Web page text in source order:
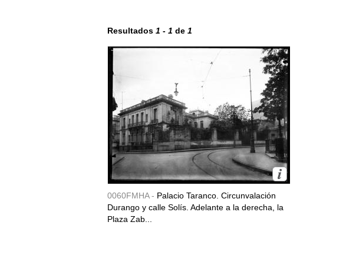
Resultados 1 - 1 de 1
0060FMHA - Palacio Taranco. Circunvalación
Durango y calle Solís. Adelante a la derecha, la
Plaza Zab...